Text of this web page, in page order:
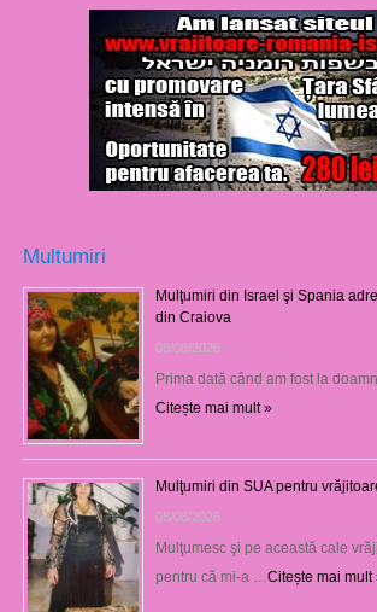
Multumiri
Mulţumiri din Israel şi Spania
din Craiova
08/08/2026
Prima dată când am fost la
Citește mai mult »
Mulţumiri din SUA pentru
08/08/2026
Mulţumesc şi pe această cale
pentru că mi-a … Citește mai mult